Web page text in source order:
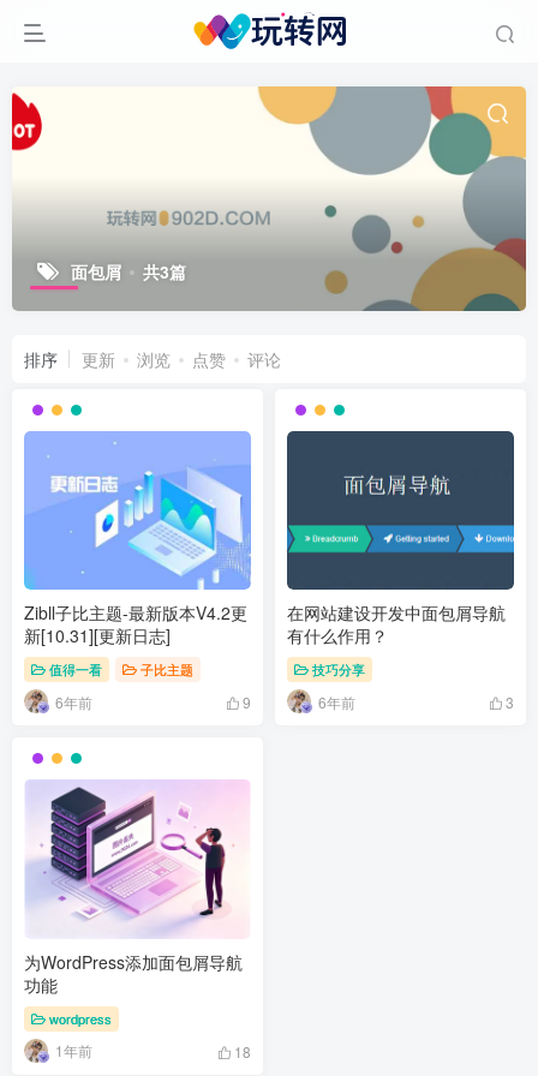
面包屑 共3篇
排序 更新 浏览 点赞 评论
Zibll子比主题-最新版本V4.2更
新[10.31][更新日志]
值得一看 子比主题
6年前 9
在网站建设开发中面包屑导航
有什么作用？
技巧分享
6年前 3
为WordPress添加面包屑导航
功能
wordpress
1年前 18